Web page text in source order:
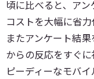
頃に比べると、ア
コストを大幅に省
またアンケート結
からの反応をすぐ
ピーディーなモバ